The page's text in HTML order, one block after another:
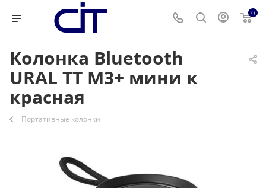
0
Колонка Bluetooth
URAL ТТ М3+ мини к
красная
Портативные колонки